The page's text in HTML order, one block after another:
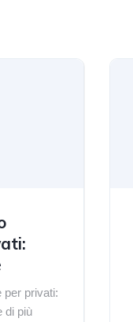
per privati:
di più